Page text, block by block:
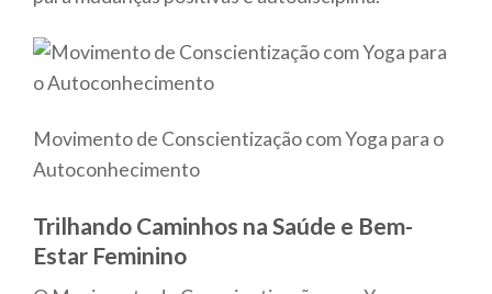
Movimento de Conscientização com Yoga para o
Autoconhecimento
Trilhando Caminhos na Saúde e Bem-
Estar Feminino